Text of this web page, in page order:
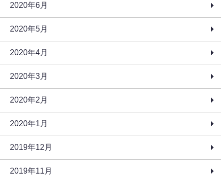
2020年6月
2020年5月
2020年4月
2020年3月
2020年2月
2020年1月
2019年12月
2019年11月